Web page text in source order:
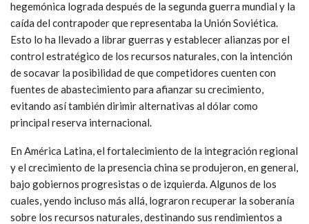
hegemónica lograda después de la segunda guerra mundial y la
caída del contrapoder que representaba la Unión Soviética.
Esto lo ha llevado a librar guerras y establecer alianzas por el
control estratégico de los recursos naturales, con la intención
de socavar la posibilidad de que competidores cuenten con
fuentes de abastecimiento para afianzar su crecimiento,
evitando así también dirimir alternativas al dólar como
principal reserva internacional.
En América Latina, el fortalecimiento de la integración regional
y el crecimiento de la presencia china se produjeron, en general,
bajo gobiernos progresistas o de izquierda. Algunos de los
cuales, yendo incluso más allá, lograron recuperar la soberanía
sobre los recursos naturales, destinando sus rendimientos a